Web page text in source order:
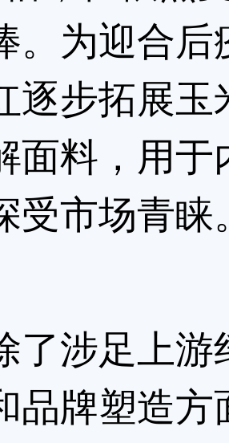
。为迎合
逐步拓展
面料，用
受市场青睐
涉足上游
品牌塑造